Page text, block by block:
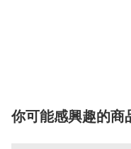
你可能感興趣的商